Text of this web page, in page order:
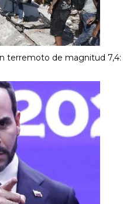
terremoto de magnitud 7,4: